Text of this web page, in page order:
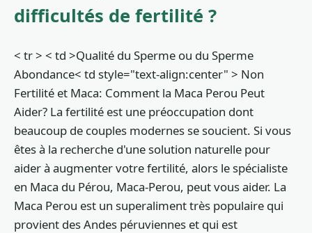
difficultés de fertilité ?
< tr > < td >Qualité du Sperme ou du Sperme
Abondance< td style="text-align:center" > Non
Fertilité et Maca: Comment la Maca Perou Peut
Aider? La fertilité est une préoccupation dont
beaucoup de couples modernes se soucient. Si vous
êtes à la recherche d'une solution naturelle pour
aider à augmenter votre fertilité, alors le spécialiste
en Maca du Pérou, Maca-Perou, peut vous aider. La
Maca Perou est un superaliment très populaire qui
provient des Andes péruviennes et qui est